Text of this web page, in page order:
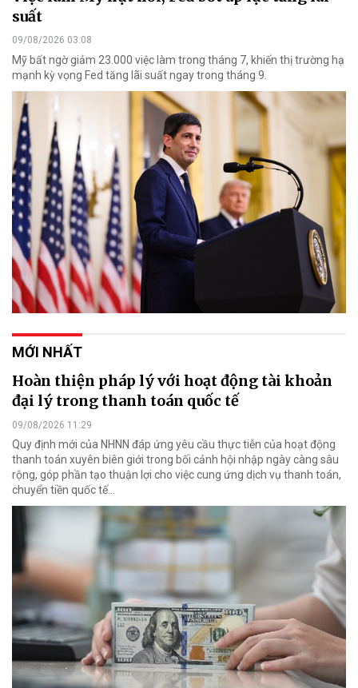
suất
09/08/2026 03:08
Mỹ bất ngờ giảm 23.000 việc làm trong tháng 7, khiến thị trường hạ
mạnh kỳ vọng Fed tăng lãi suất ngay trong tháng 9.
MỚI NHẤT
Hoàn thiện pháp lý với hoạt động tài khoản
đại lý trong thanh toán quốc tế
09/08/2026 11:29
Quy định mới của NHNN đáp ứng yêu cầu thực tiễn của hoạt động
thanh toán xuyên biên giới trong bối cảnh hội nhập ngày càng sâu
rộng, góp phần tạo thuận lợi cho việc cung ứng dịch vụ thanh toán,
chuyển tiền quốc tế...